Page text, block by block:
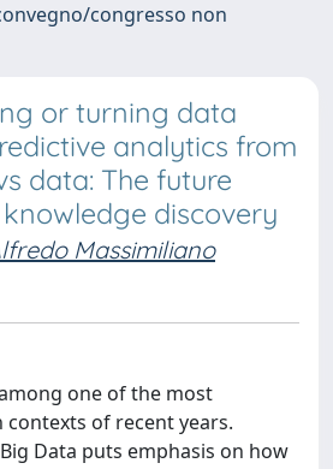
congresso non
or turning data
analytics from
data: The future
discovery
Massimiliano
one of the most
of recent years.
Data puts emphasis on how